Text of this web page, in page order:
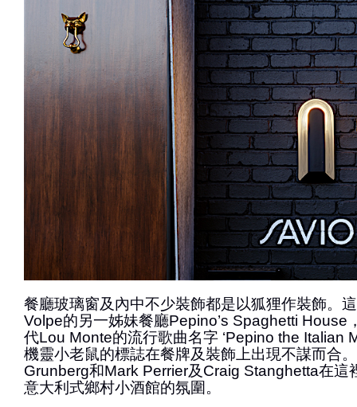
餐廳玻璃窗及內中不少裝飾都是以狐狸作裝飾。
Volpe的另一姊妹餐廳Pepino’s Spaghetti House
代Lou Monte的流行歌曲名字 ‘Pepino the Italian
機靈小老鼠的標誌在餐牌及裝飾上出現不謀而合
Grunberg和Mark Perrier及Craig Stanghetta在這
意大利式鄉村小酒館的氛圍。